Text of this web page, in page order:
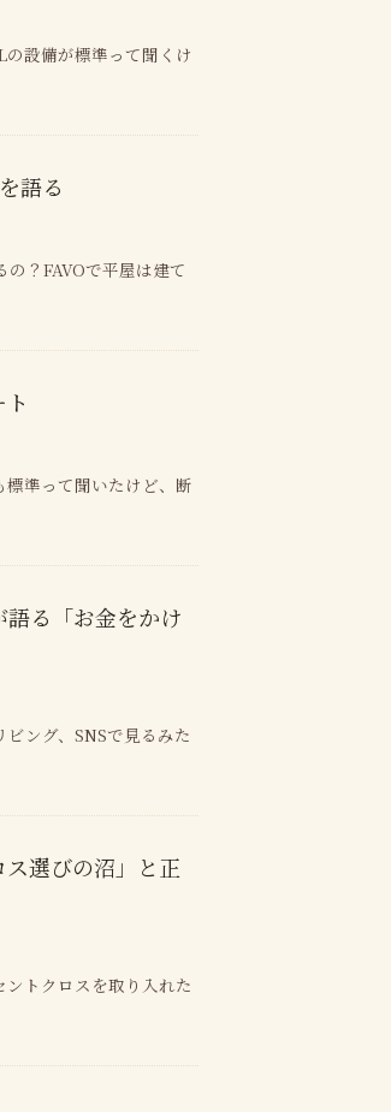
設備が標準って聞くけ
語る
？FAVOで平屋は建て
準って聞いたけど、断
る「お金をかけ
ング、SNSで見るみた
選びの沼」と正
トクロスを取り入れた